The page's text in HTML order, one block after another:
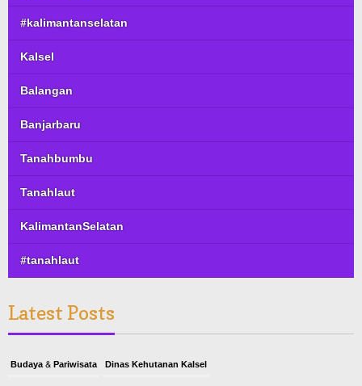
#kalimantanselatan
Kalsel
Balangan
Banjarbaru
Tanahbumbu
Tanahlaut
KalimantanSelatan
#tanahlaut
Latest Posts
Budaya & Pariwisata Dinas Kehutanan Kalsel